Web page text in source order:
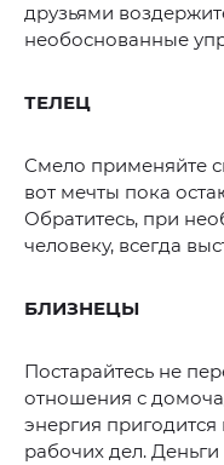
друзьями
необоснованные
ТЕЛЕЦ
Смело применяйте
вот мечты пока
Обратитесь, при
человеку, всегда
БЛИЗНЕЦЫ
Постарайтесь не
отношения с
энергия
рабочих дел. Деньги